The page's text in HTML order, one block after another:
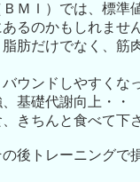
ＭＩ）では、標準
るのかもしれません
肪だけでなく、筋
ウンドしやすくな
基礎代謝向上・・
きちんと食べて下
後トレーニングで